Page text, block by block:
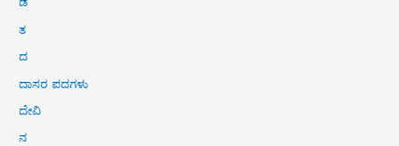
ತ
ದ
ದಾಸರ ಪದಗಳು
ದೇವಿ
ನ